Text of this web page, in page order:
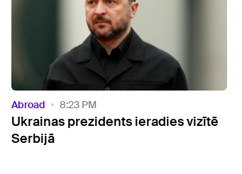
Abroad 8:09 PM
ASV apelācijas tiesa pieprasa
apturēt Trampa balles zāles